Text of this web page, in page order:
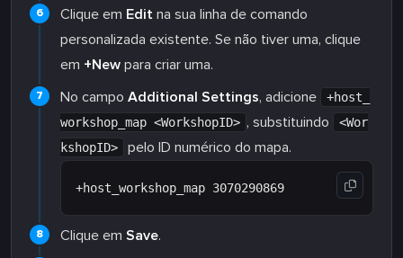
Clique em Edit na sua linha de comando
personalizada existente. Se não tiver uma, clique
em +New para criar uma.
No campo Additional Settings, adicione
+host_
workshop_map <WorkshopID> , substituindo
<Wor
kshopID>
pelo ID numérico do mapa.
Clique em Save.